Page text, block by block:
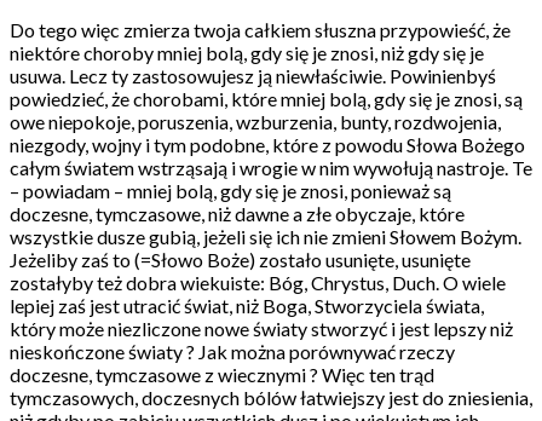
Do tego więc zmierza twoja całkiem słuszna przypowieść, że
niektóre choroby mniej bolą, gdy się je znosi, niż gdy się je
usuwa. Lecz ty zastosowujesz ją niewłaściwie. Powinienbyś
powiedzieć, że chorobami, które mniej bolą, gdy się je znosi, są
owe niepokoje, poruszenia, wzburzenia, bunty, rozdwojenia,
niezgody, wojny i tym podobne, które z powodu Słowa Bożego
całym światem wstrząsają i wrogie w nim wywołują nastroje. Te
– powiadam – mniej bolą, gdy się je znosi, ponieważ są
doczesne, tymczasowe, niż dawne a złe obyczaje, które
wszystkie dusze gubią, jeżeli się ich nie zmieni Słowem Bożym.
Jeżeliby zaś to (=Słowo Boże) zostało usunięte, usunięte
zostałyby też dobra wiekuiste: Bóg, Chrystus, Duch. O wiele
lepiej zaś jest utracić świat, niż Boga, Stworzyciela świata,
który może niezliczone nowe światy stworzyć i jest lepszy niż
nieskończone światy ? Jak można porównywać rzeczy
doczesne, tymczasowe z wiecznymi ? Więc ten trąd
tymczasowych, doczesnych bólów łatwiejszy jest do zniesienia,